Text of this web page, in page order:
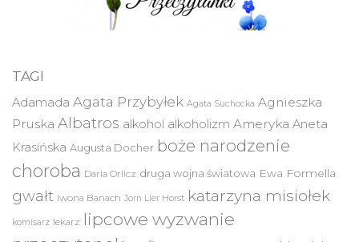
TAGI
Adamada Agata Przybyłek Agata Suchocka Agnieszka
Pruska Albatros alkohol alkoholizm Ameryka Aneta
Krasińska Augusta Docher boże narodzenie
choroba Daria Orlicz druga wojna światowa Ewa Formella
gwałt Iwona Banach Jorn Lier Horst katarzyna misiołek
komisarz lekarz lipcowe wyzwanie